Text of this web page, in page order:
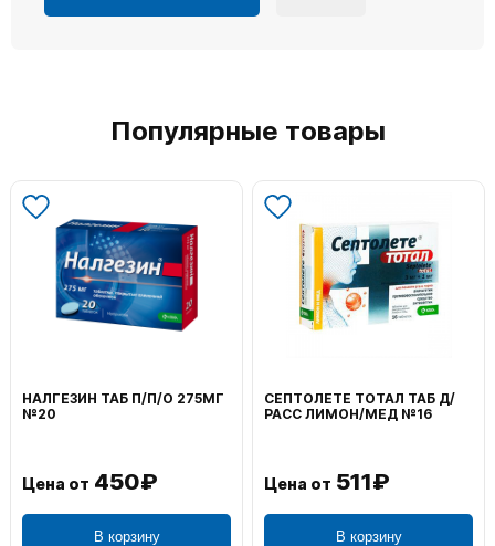
Популярные товары
НАЛГЕЗИН ТАБ П/П/О 275МГ
№20
Цена от 450₽
В корзину
СЕПТОЛЕТЕ ТОТАЛ ТАБ Д/
РАСС ЛИМОН/МЕД №16
Цена от 511₽
В корзину